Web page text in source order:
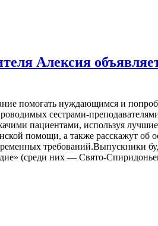
Алексия
помогать нуждающимся и
сестрами-
пациентами, используя
помощи, а также расскажут
требований.Выпускники
(среди них — Свято-